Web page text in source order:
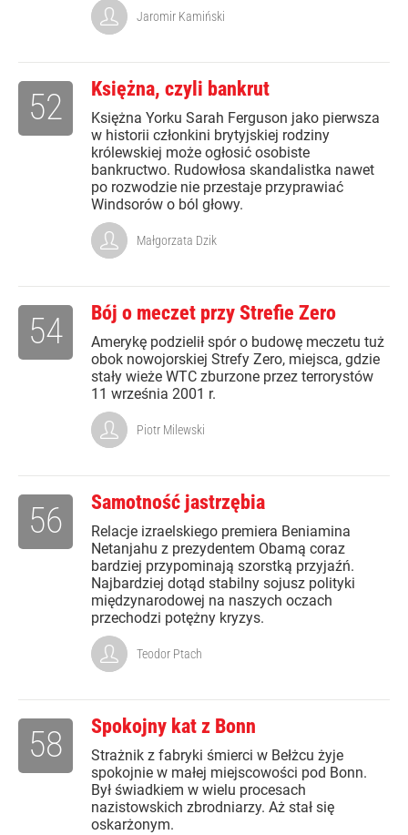
Jaromir Kamiński
Księżna, czyli bankrut
Księżna Yorku Sarah Ferguson jako pierwsza
w historii członkini brytyjskiej rodziny
królewskiej może ogłosić osobiste
bankructwo. Rudowłosa skandalistka nawet
po rozwodzie nie przestaje przyprawiać
Windsorów o ból głowy.
52
Małgorzata Dzik
Bój o meczet przy Strefie Zero
Amerykę podzielił spór o budowę meczetu tuż
obok nowojorskiej Strefy Zero, miejsca, gdzie
stały wieże WTC zburzone przez terrorystów
11 września 2001 r.
54
Piotr Milewski
Samotność jastrzębia
Relacje izraelskiego premiera Beniamina
Netanjahu z prezydentem Obamą coraz
bardziej przypominają szorstką przyjaźń.
Najbardziej dotąd stabilny sojusz polityki
międzynarodowej na naszych oczach
przechodzi potężny kryzys.
56
Teodor Ptach
Spokojny kat z Bonn
Strażnik z fabryki śmierci w Bełżcu żyje
spokojnie w małej miejscowości pod Bonn.
Był świadkiem w wielu procesach
nazistowskich zbrodniarzy. Aż stał się
oskarżonym.
58